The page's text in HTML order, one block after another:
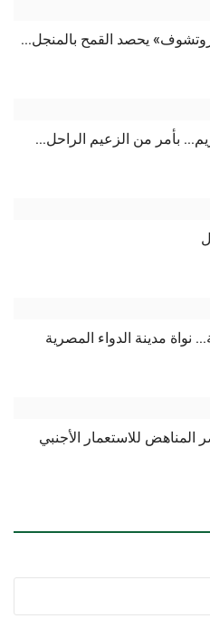
يحصد القمح بالمنجل...
بأمر من الزعيم الراحل...
نواة مدينة الدواء المصرية
للاستعمار الأجنبي